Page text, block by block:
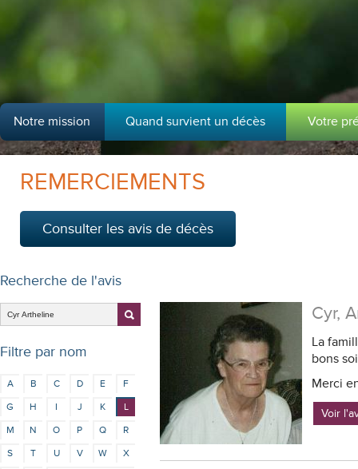
Notre mission Quand survient un décès Votre
REMERCIEMENTS
Consulter les avis de décès
Recherche de l'avis
Filtre par nom
A B C D E
F
G
H I J K
L
M
N O P Q
R
S
T U V W
X
Cyr,
La
bons
Merci
Voir